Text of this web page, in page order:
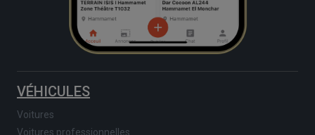
VÉHICULES
Voitures
Voitures professionnelles